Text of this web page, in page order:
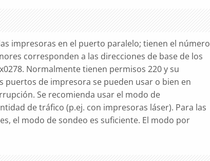
impresoras en el puerto paralelo; tienen el número
corresponden a las direcciones de base de los
Normalmente tienen permisos 220 y su
de impresora se pueden usar o bien en
Se recomienda usar el modo de
de tráfico (p.ej. con impresoras láser). Para las
el modo de sondeo es suficiente. El modo por